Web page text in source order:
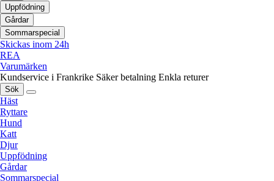
Uppfödning
Gårdar
Sommarspecial
Skickas inom 24h
REA
Varumärken
Kundservice i Frankrike Säker betalning Enkla returer
Sök
Häst
Ryttare
Hund
Katt
Djur
Uppfödning
Gårdar
Sommarspecial